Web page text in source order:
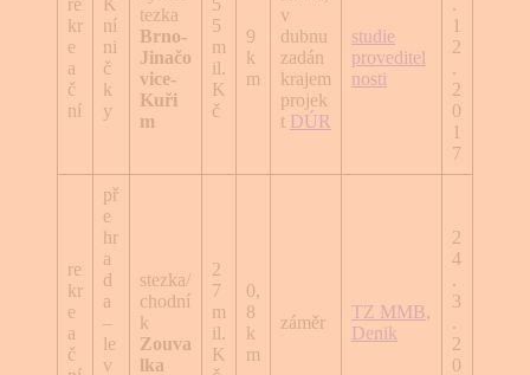
kr
e
a
č
ní
ní
ni
č
k
y
tezka
Brno-
Jinačo
vice-
Kuři
m
5
m
il.
K
č
9
k
m
v
dubnu
zadán
krajem
projek
t DÚR
studie
proveditel
nosti
1
2
.
2
0
1
7
re
kr
e
a
č
př
e
hr
a
d
a
–
le
v
stezka/
chodní
k
Zouva
lka
2
7
m
il.
K
0,
8
k
m
záměr
TZ MMB,
Denik
2
4
.
3
.
2
0